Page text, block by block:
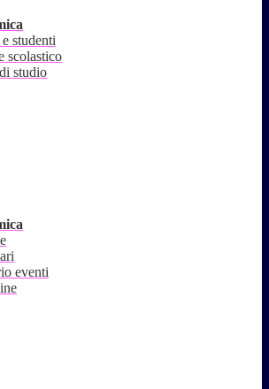
studenti
scolastico
studio
eventi